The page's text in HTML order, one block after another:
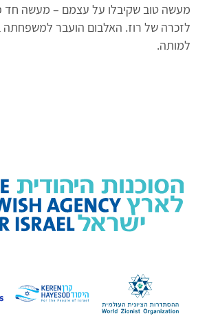
מעשה טוב שקיבלו על עצמם – מעשה חד
לזכרה של רוז. האלבום הועבר למשפחתה
למותה.